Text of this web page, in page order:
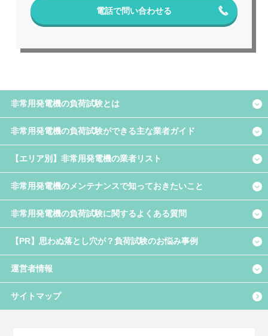
電話で問い合わせる
非常用発電機の負荷試験とは
非常用発電機の負荷試験ができる主な業者ガイド
【エリア別】非常用発電機の業者リスト
非常用発電機のメンテナンスで知っておきたいこと
非常用発電機の負荷試験に関するよくある質問
【PR】思わぬ落とし穴が？負荷試験のお悩み事例
運営者情報
サイトマップ